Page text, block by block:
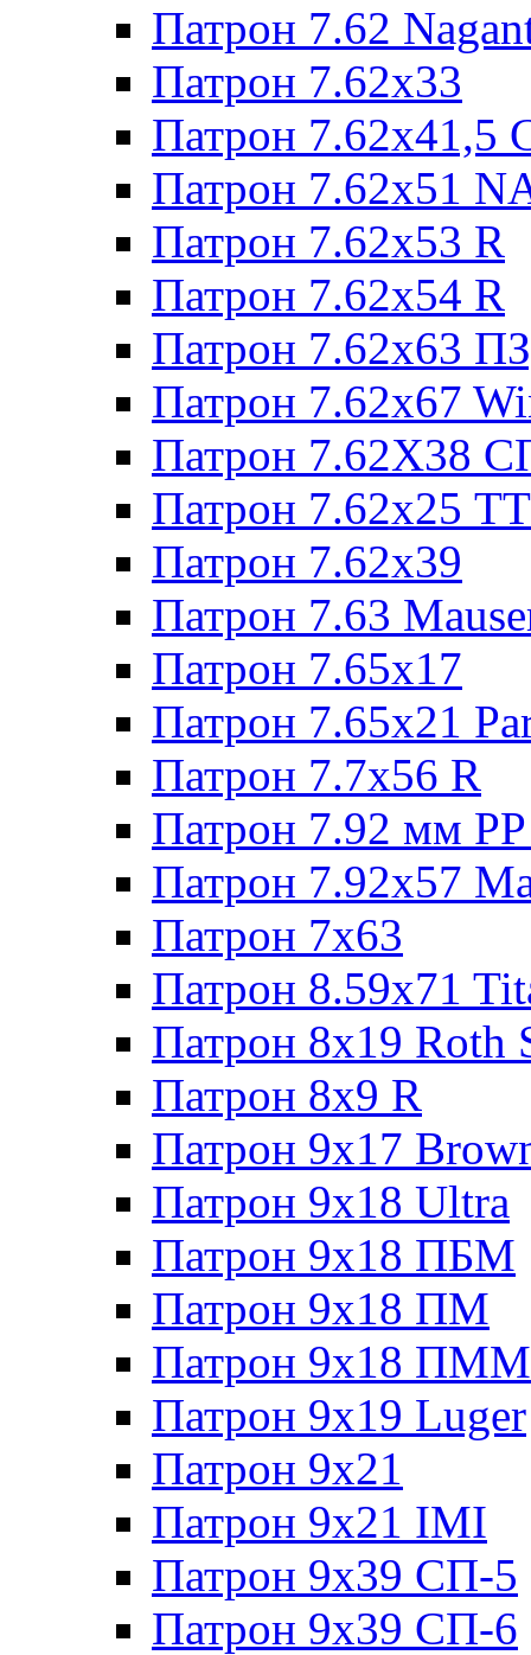
Патрон 7.62
Патрон 7.62x33
Патрон 7.62x41,5
Патрон 7.62x51
Патрон 7.62x53 R
Патрон 7.62x54 R
Патрон 7.62x63
Патрон 7.62x67
Патрон 7.62Х38
Патрон 7.62х25 TT
Патрон 7.62х39
Патрон 7.63
Патрон 7.65x17
Патрон 7.65x21
Патрон 7.7x56 R
Патрон 7.92 мм
Патрон 7.92x57
Патрон 7x63
Патрон 8.59x71
Патрон 8x19 Roth
Патрон 8x9 R
Патрон 9x17
Патрон 9x18 Ultra
Патрон 9x18 ПБМ
Патрон 9x18 ПМ
Патрон 9x18 ПММ
Патрон 9x19 Luger
Патрон 9x21
Патрон 9x21 IMI
Патрон 9x39 СП-5
Патрон 9x39 СП-6